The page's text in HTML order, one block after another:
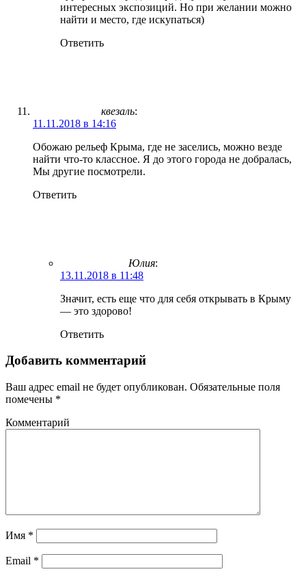
интересных экспозиций. Но при желании можно
найти и место, где искупаться)
Ответить
квезаль:
11.11.2018 в 14:16
Обожаю рельеф Крыма, где не заселись, можно везде
найти что-то классное. Я до этого города не добралась,
Мы другие посмотрели.
Ответить
Юлия:
13.11.2018 в 11:48
Значит, есть еще что для себя открывать в Крыму
— это здорово!
Ответить
Добавить комментарий
Ваш адрес email не будет опубликован. Обязательные поля
помечены *
Комментарий
Имя *
Email *